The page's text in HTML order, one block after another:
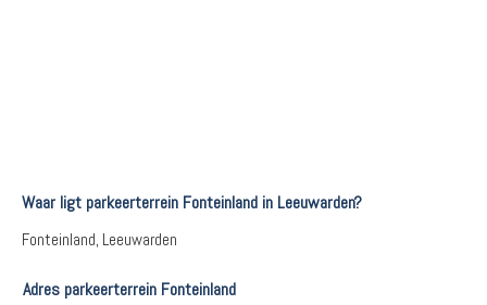
Waar ligt parkeerterrein Fonteinland in Leeuwarden?
Fonteinland, Leeuwarden
Adres parkeerterrein Fonteinland